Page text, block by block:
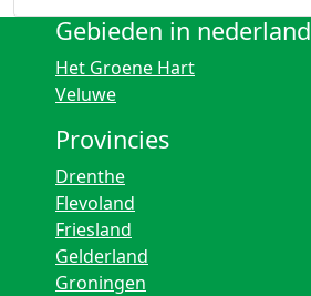
Gebieden in nederland
Het Groene Hart
Veluwe
Provincies
Drenthe
Flevoland
Friesland
Gelderland
Groningen